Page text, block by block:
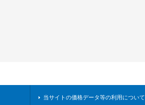
当サイトの価格データ等の利用について